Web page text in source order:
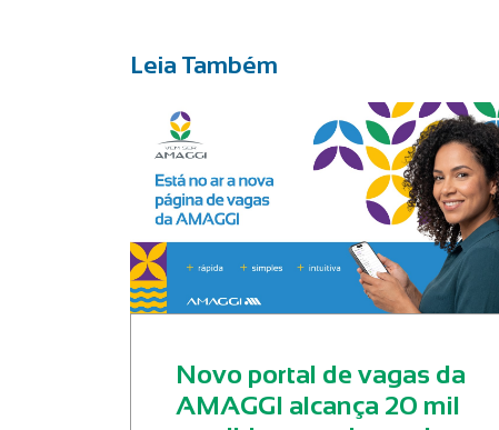
Leia Também
Novo portal de vagas da
AMAGGI alcança 20 mil